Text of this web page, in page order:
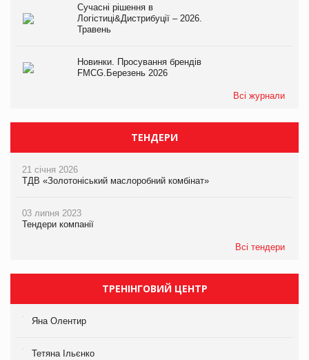
Сучасні рішення в
Логістиці&Дистрибуції – 2026.
Травень
Новинки. Просування брендів
FMCG.Березень 2026
Всі журнали
ТЕНДЕРИ
21 січня 2026
ТДВ «Золотоніський маслоробний комбінат»
03 липня 2023
Тендери компанії
Всі тендери
ТРЕНІНГОВИЙ ЦЕНТР
Яна Олентир
Тетяна Ільєнко